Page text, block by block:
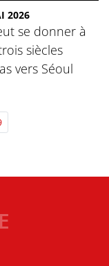
2026
se donner à
siècles
vers Séoul